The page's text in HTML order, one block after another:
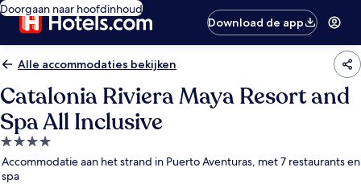
Doorgaan naar hoofdinhoud
Download de app
Alle accommodaties bekijken
Catalonia Riviera Maya Resort and
Spa All Inclusive
4.0-
sterrenaccommodatie
Accommodatie aan het strand in Puerto Aventuras, met 7 restaurants en
spa